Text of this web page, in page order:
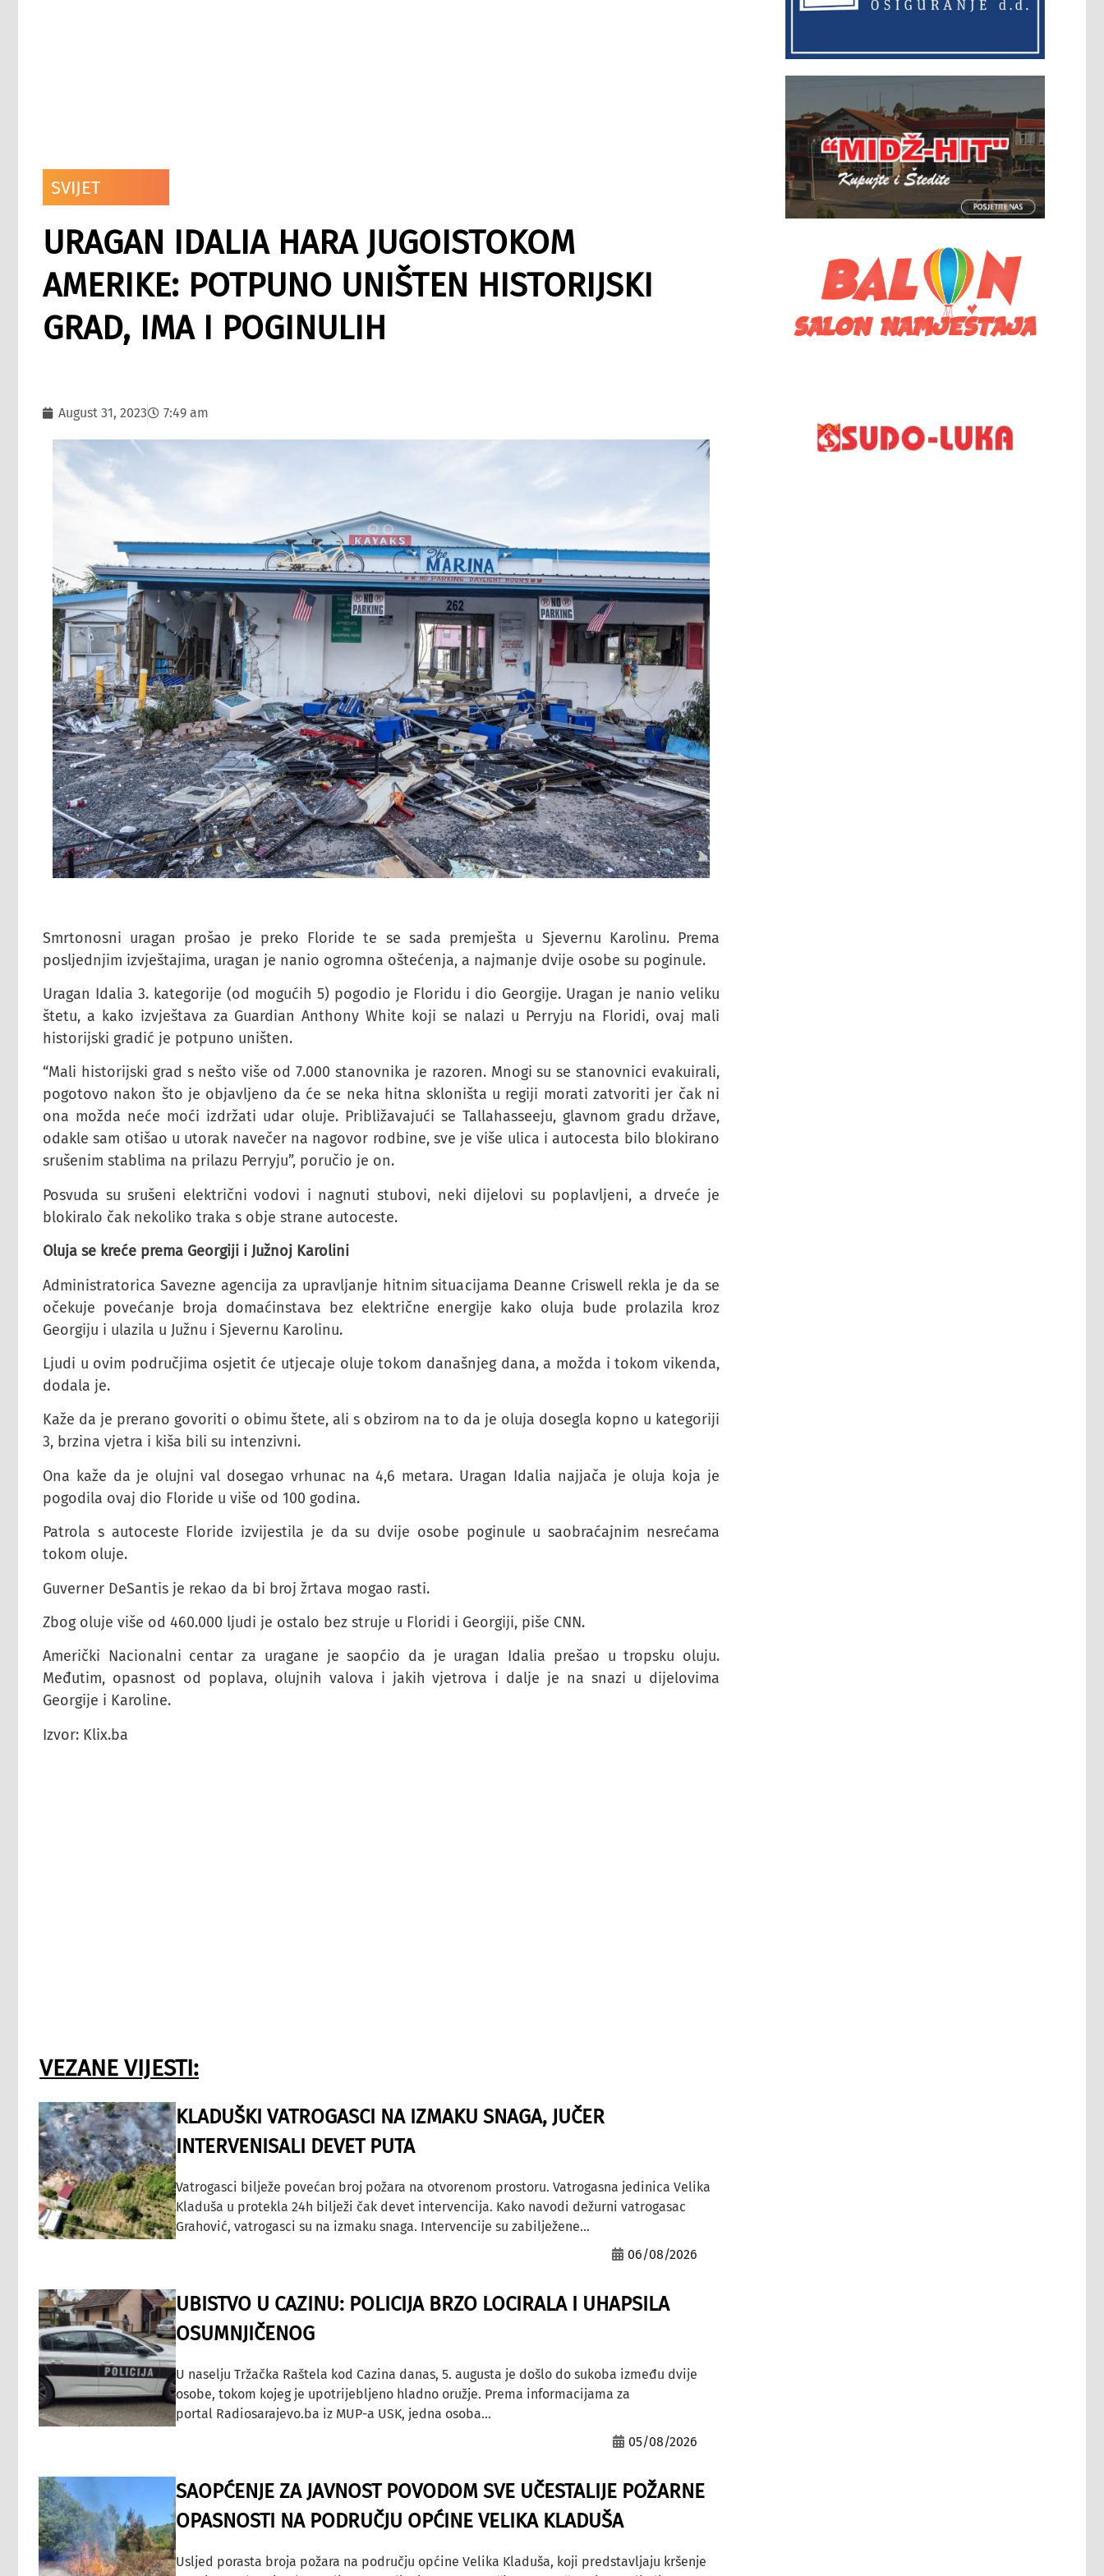
SVIJET
URAGAN IDALIA HARA JUGOISTOKOM
AMERIKE: POTPUNO UNIŠTEN HISTORIJSKI
GRAD, IMA I POGINULIH
August 31, 2023 7:49 am
Smrtonosni uragan prošao je preko Floride te se sada premješta u Sjevernu Karolinu. Prema
posljednjim izvještajima, uragan je nanio ogromna oštećenja, a najmanje dvije osobe su poginule.
Uragan Idalia 3. kategorije (od mogućih 5) pogodio je Floridu i dio Georgije. Uragan je nanio veliku
štetu, a kako izvještava za Guardian Anthony White koji se nalazi u Perryju na Floridi, ovaj mali
historijski gradić je potpuno uništen.
“Mali historijski grad s nešto više od 7.000 stanovnika je razoren. Mnogi su se stanovnici evakuirali,
pogotovo nakon što je objavljeno da će se neka hitna skloništa u regiji morati zatvoriti jer čak ni
ona možda neće moći izdržati udar oluje. Približavajući se Tallahasseeju, glavnom gradu države,
odakle sam otišao u utorak navečer na nagovor rodbine, sve je više ulica i autocesta bilo blokirano
srušenim stablima na prilazu Perryju”, poručio je on.
Posvuda su srušeni električni vodovi i nagnuti stubovi, neki dijelovi su poplavljeni, a drveće je
blokiralo čak nekoliko traka s obje strane autoceste.
Oluja se kreće prema Georgiji i Južnoj Karolini
Administratorica Savezne agencija za upravljanje hitnim situacijama Deanne Criswell rekla je da se
očekuje povećanje broja domaćinstava bez električne energije kako oluja bude prolazila kroz
Georgiju i ulazila u Južnu i Sjevernu Karolinu.
Ljudi u ovim područjima osjetit će utjecaje oluje tokom današnjeg dana, a možda i tokom vikenda,
dodala je.
Kaže da je prerano govoriti o obimu štete, ali s obzirom na to da je oluja dosegla kopno u kategoriji
3, brzina vjetra i kiša bili su intenzivni.
Ona kaže da je olujni val dosegao vrhunac na 4,6 metara. Uragan Idalia najjača je oluja koja je
pogodila ovaj dio Floride u više od 100 godina.
Patrola s autoceste Floride izvijestila je da su dvije osobe poginule u saobraćajnim nesrećama
tokom oluje.
Guverner DeSantis je rekao da bi broj žrtava mogao rasti.
Zbog oluje više od 460.000 ljudi je ostalo bez struje u Floridi i Georgiji, piše CNN.
Američki Nacionalni centar za uragane je saopćio da je uragan Idalia prešao u tropsku oluju.
Međutim, opasnost od poplava, olujnih valova i jakih vjetrova i dalje je na snazi u dijelovima
Georgije i Karoline.
Izvor: Klix.ba
VEZANE VIJESTI:
KLADUŠKI VATROGASCI NA IZMAKU SNAGA, JUČER
INTERVENISALI DEVET PUTA
Vatrogasci bilježe povećan broj požara na otvorenom prostoru. Vatrogasna jedinica Velika
Kladuša u protekla 24h bilježi čak devet intervencija. Kako navodi dežurni vatrogasac
Grahović, vatrogasci su na izmaku snaga. Intervencije su zabilježene...
06/08/2026
UBISTVO U CAZINU: POLICIJA BRZO LOCIRALA I UHAPSILA
OSUMNJIČENOG
U naselju Tržačka Raštela kod Cazina danas, 5. augusta je došlo do sukoba između dvije
osobe, tokom kojeg je upotrijebljeno hladno oružje. Prema informacijama za
portal Radiosarajevo.ba iz MUP-a USK, jedna osoba...
05/08/2026
SAOPĆENJE ZA JAVNOST POVODOM SVE UČESTALIJE POŽARNE
OPASNOSTI NA PODRUČJU OPĆINE VELIKA KLADUŠA
Usljed porasta broja požara na području općine Velika Kladuša, koji predstavljaju kršenje